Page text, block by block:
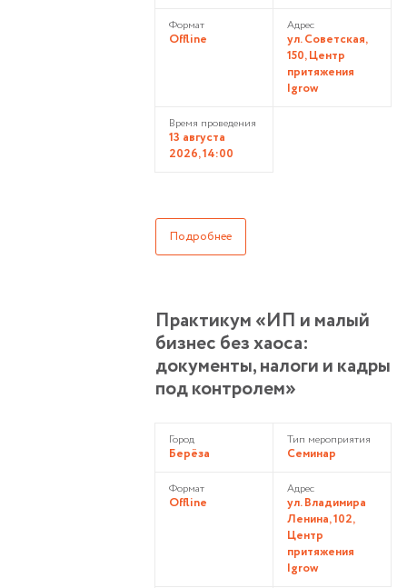
Формат
Offline
Адрес
ул. Советская,
150, Центр
притяжения
Igrow
Время проведения
13 августа
2026, 14:00
Подробнее
Практикум «ИП и малый
бизнес без хаоса:
документы, налоги и кадры
под контролем»
Город
Берёза
Тип мероприятия
Семинар
Формат
Offline
Адрес
ул. Владимира
Ленина, 102,
Центр
притяжения
Igrow